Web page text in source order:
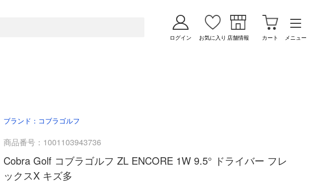
ログイン お気に入り 店舗情報 カート メニュー
ブランド：コブラゴルフ
商品番号：1001103943736
Cobra Golf コブラゴルフ ZL ENCORE 1W 9.5° ドライバー フレ
ックスX キズ多